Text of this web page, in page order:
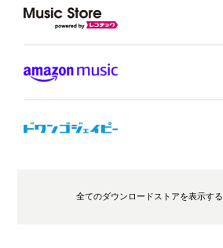
全てのダウンロードストアを表示する